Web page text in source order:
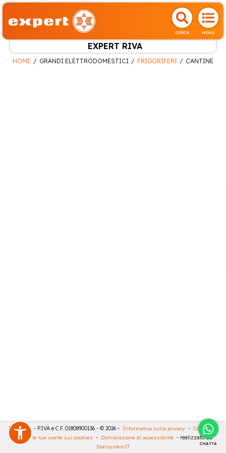
CERCA MENU
EXPERT RIVA
CHATTA
HOME GRANDI ELETTRODOMESTICI FRIGORIFERI CANTINE
RIVA SRL - P.IVA e C.F. 01808900136 - © 2026 - Informativa sulla privacy - Cookies
Rivedi le tue scelte sui cookies - Dichiarazione di accessibilità - realizzato da
StarsystemIT